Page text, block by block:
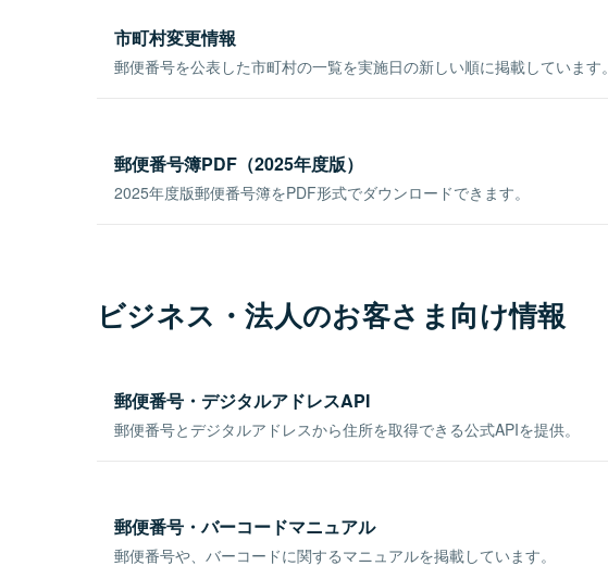
市町村変更情報
郵便番号を公表した市町村の一覧を実施日の新しい順に掲載しています。
郵便番号簿PDF（2025年度版）
2025年度版郵便番号簿をPDF形式でダウンロードできます。
ビジネス・法人のお客さま向け情報
郵便番号・デジタルアドレスAPI
郵便番号とデジタルアドレスから住所を取得できる公式APIを提供。
郵便番号・バーコードマニュアル
郵便番号や、バーコードに関するマニュアルを掲載しています。